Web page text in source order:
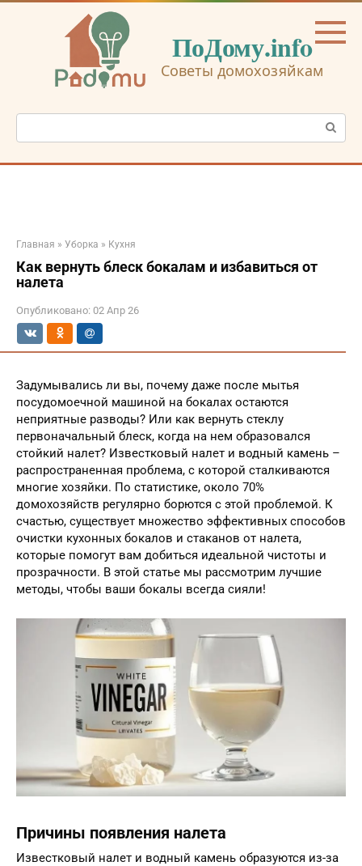
Перейти
ПоДому.info
Советы домохозяйкам
Поиск:
Главная » Уборка » Кухня
Как вернуть блеск бокалам и избавиться от
налета
Опубликовано: 02 Апр 26
Задумывались ли вы, почему даже после мытья
посудомоечной машиной на бокалах остаются
неприятные разводы? Или как вернуть стеклу
первоначальный блеск, когда на нем образовался
стойкий налет? Известковый налет и водный камень –
распространенная проблема, с которой сталкиваются
многие хозяйки. По статистике, около 70%
домохозяйств регулярно борются с этой проблемой. К
счастью, существует множество эффективных способов
очистки кухонных бокалов и стаканов от налета,
которые помогут вам добиться идеальной чистоты и
прозрачности. В этой статье мы рассмотрим лучшие
методы, чтобы ваши бокалы всегда сияли!
Причины появления налета
Известковый налет и водный камень образуются из-за